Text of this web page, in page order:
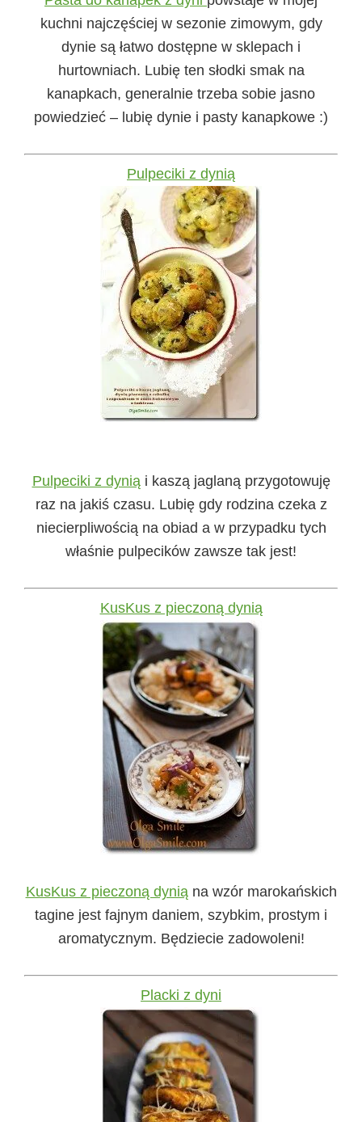
kuchni najczęściej w sezonie zimowym, gdy
dynie są łatwo dostępne w sklepach i
hurtowniach. Lubię ten słodki smak na
kanapkach, generalnie trzeba sobie jasno
powiedzieć – lubię dynie i pasty kanapkowe :)
Pulpeciki z dynią
Pulpeciki z dynią i kaszą jaglaną przygotowuję
raz na jakiś czasu. Lubię gdy rodzina czeka z
niecierpliwością na obiad a w przypadku tych
właśnie pulpecików zawsze tak jest!
KusKus z pieczoną dynią
KusKus z pieczoną dynią na wzór marokańskich
tagine jest fajnym daniem, szybkim, prostym i
aromatycznym. Będziecie zadowoleni!
Placki z dyni